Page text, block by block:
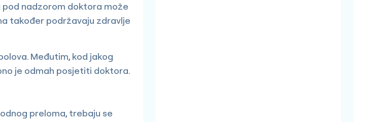
pod nadzorom doktora može
također podržavaju zdravlje
Međutim, kod jakog
je odmah posjetiti doktora.
preloma, trebaju se